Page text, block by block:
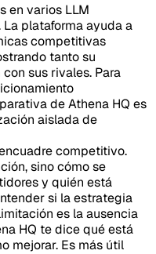
en varios LLM
plataforma ayuda a
competitivas
tanto su
sus rivales. Para
de Athena HQ es
aislada de
competitivo.
sino cómo se
y quién está
si la estrategia
es la ausencia
HQ te dice qué está
mejorar. Es más útil